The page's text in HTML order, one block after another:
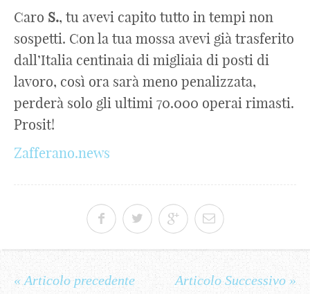
Caro S., tu avevi capito tutto in tempi non
sospetti. Con la tua mossa avevi già trasferito
dall’Italia centinaia di migliaia di posti di
lavoro, così ora sarà meno penalizzata,
perderà solo gli ultimi 70.000 operai rimasti.
Prosit!
Zafferano.news
« Articolo precedente Articolo Successivo »